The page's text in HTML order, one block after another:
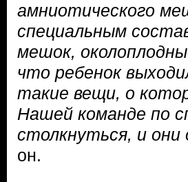
амниотического
специальным
мешок,
что ребенок
такие вещи, о
Нашей команде по
столкнуться, и они
он.